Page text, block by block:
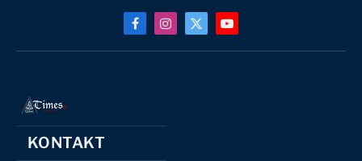
FacebookInstagram
X
(Twitter)
YouTube
KONTAKT